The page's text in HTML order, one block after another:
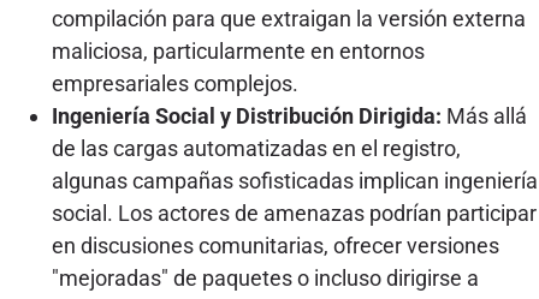
compilación para que extraigan la versión externa
maliciosa, particularmente en entornos
empresariales complejos.
Ingeniería Social y Distribución Dirigida: Más allá
de las cargas automatizadas en el registro,
algunas campañas sofisticadas implican ingeniería
social. Los actores de amenazas podrían participar
en discusiones comunitarias, ofrecer versiones
"mejoradas" de paquetes o incluso dirigirse a